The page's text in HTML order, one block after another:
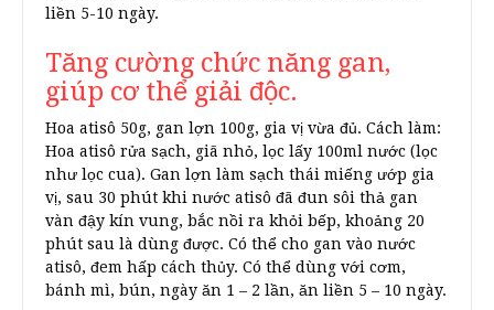
liền 5-10 ngày.
Tăng cường chức năng gan,
giúp cơ thể giải độc.
Hoa atisô 50g, gan lợn 100g, gia vị vừa đủ. Cách làm:
Hoa atisô rửa sạch, giã nhỏ, lọc lấy 100ml nước (lọc
như lọc cua). Gan lợn làm sạch thái miếng ướp gia
vị, sau 30 phút khi nước atisô đã đun sôi thả gan
vàn đậy kín vung, bắc nồi ra khỏi bếp, khoảng 20
phút sau là dùng được. Có thể cho gan vào nước
atisô, đem hấp cách thủy. Có thể dùng với cơm,
bánh mì, bún, ngày ăn 1 – 2 lần, ăn liền 5 – 10 ngày.